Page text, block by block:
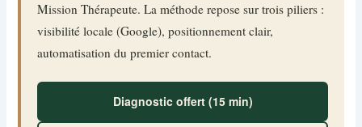
Mission Thérapeute. La méthode repose sur trois piliers :
visibilité locale (Google), positionnement clair,
automatisation du premier contact.
Diagnostic offert (15 min)